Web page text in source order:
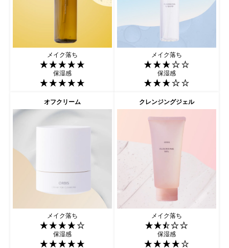
メイク落ち
保湿感
メイク落ち
保湿感
オフクリーム
メイク落ち
保湿感
クレンジングジェル
メイク落ち
保湿感